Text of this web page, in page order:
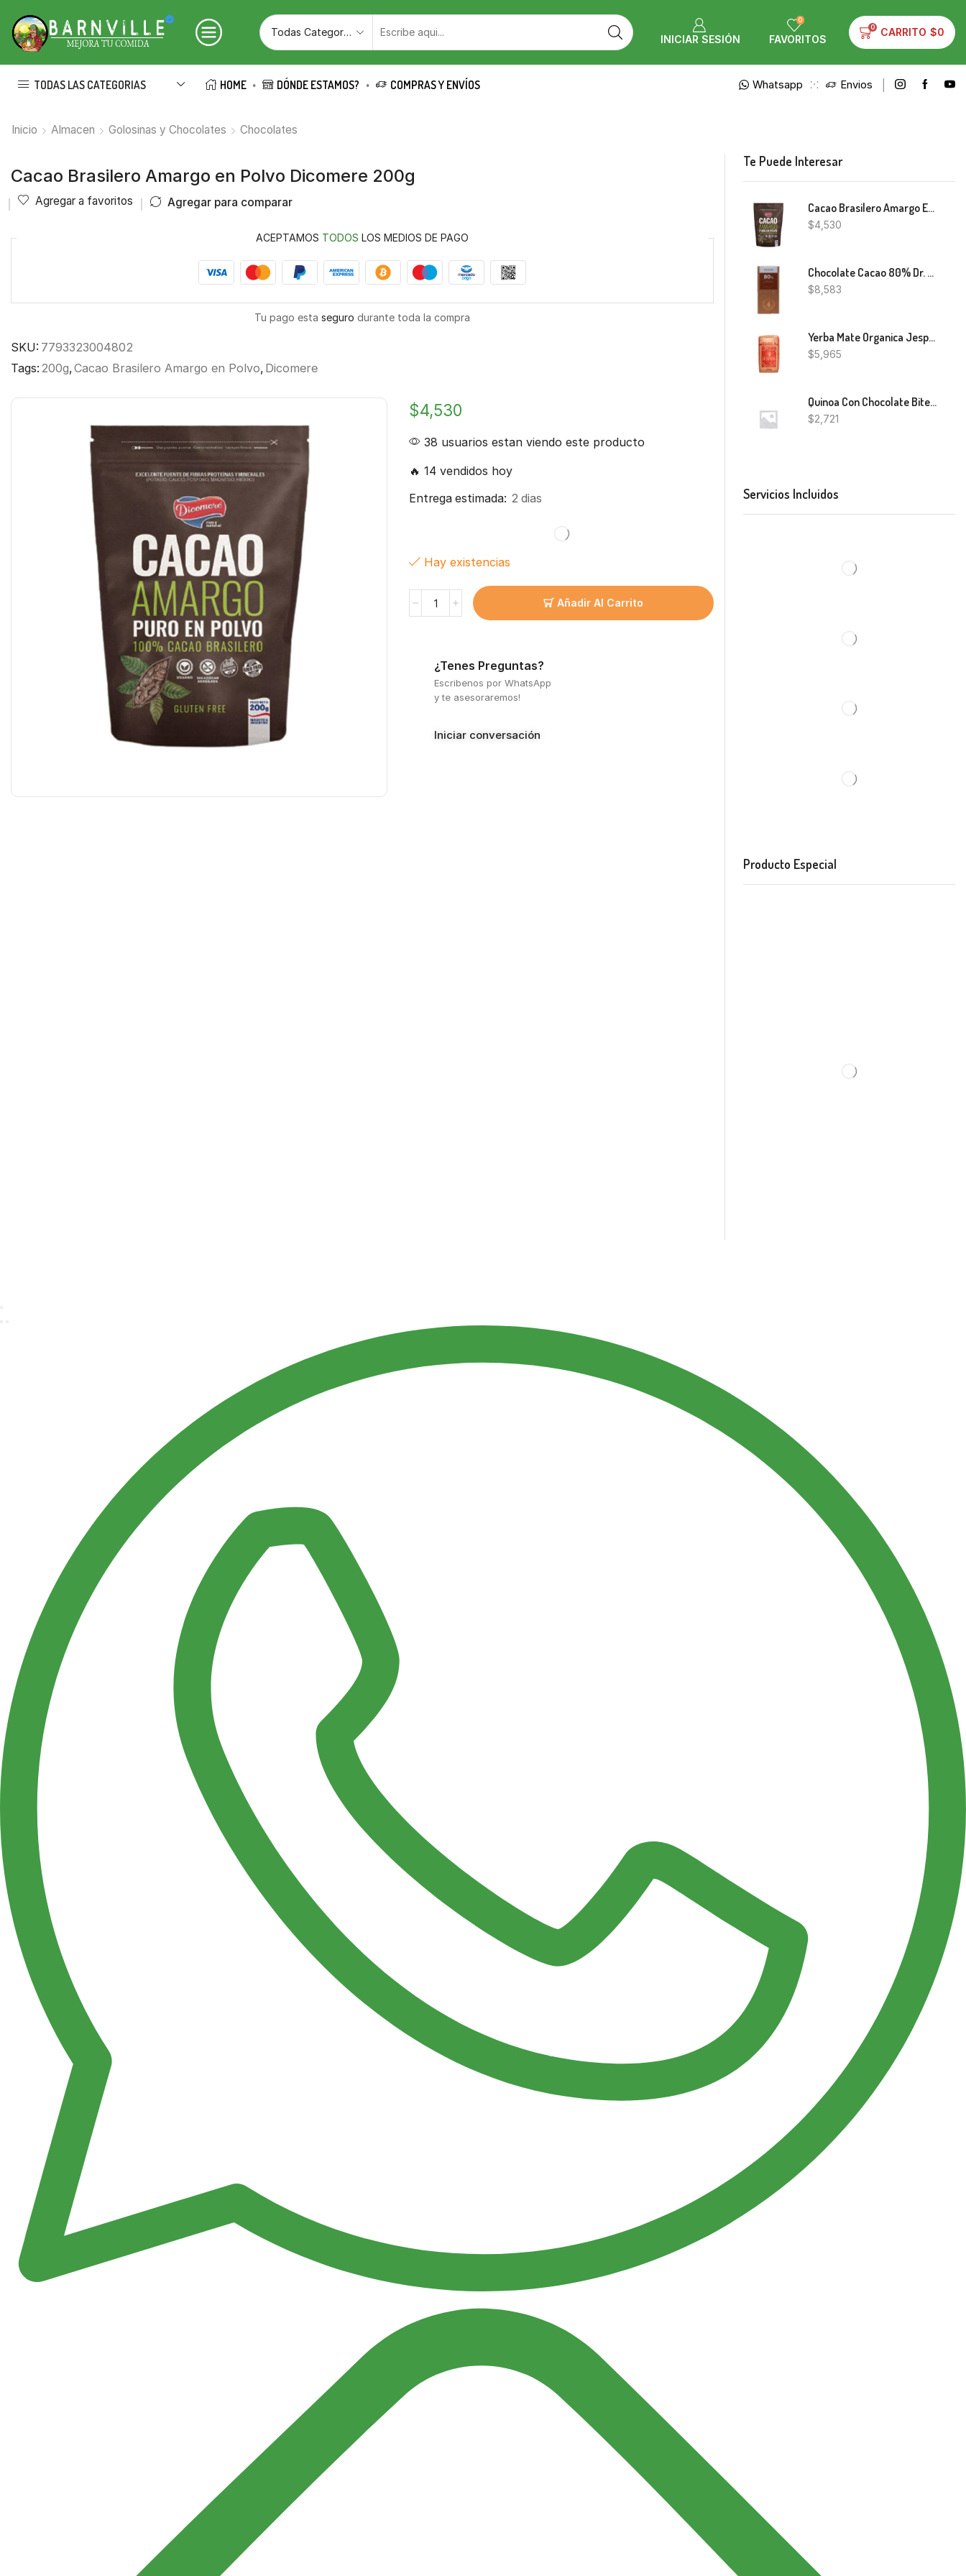
INICIAR SESIÓN
0
FAVORITOS
0 CARRITO $0
TODAS LAS CATEGORIAS HOME DÓNDE ESTAMOS? COMPRAS Y ENVÍOS Whatsapp Envios
Inicio Almacen Golosinas y Chocolates Chocolates
Cacao Brasilero Amargo en Polvo Dicomere 200g
Agregar a favoritos Agregar para comparar
ACEPTAMOS TODOS LOS MEDIOS DE PAGO
Tu pago esta seguro durante toda la compra
SKU: 7793323004802
Tags: 200g,Cacao Brasilero Amargo en Polvo, Dicomere
$4,530
38 usuarios estan viendo este producto
🔥 14 vendidos hoy
Entrega estimada: 2 dias
Hay existencias
Añadir Al Carrito
¿Tenes Preguntas?
Escribenos por WhatsApp
y te asesoraremos!
Iniciar conversación
Te Puede Interesar
Cacao Brasilero Amargo En Polvo Dicomere 200g
$4,530
Chocolate Cacao 80% Dr. Cacao 50g
$8,583
Yerba Mate Organica Jesper 500G
$5,965
Quinoa Con Chocolate Bites Natural Candy 80g
$2,721
Servicios Incluidos
Producto Especial